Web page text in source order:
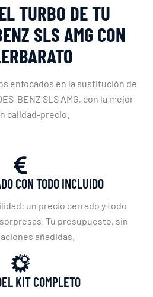
TURBO DE TU
SLS AMG CON
enfocados en la sustitución de
BENZ SLS AMG, con la mejor
calidad-precio.
CON TODO INCLUIDO
un precio cerrado y todo
Tu presupuesto, sin
añadidas.
KIT COMPLETO